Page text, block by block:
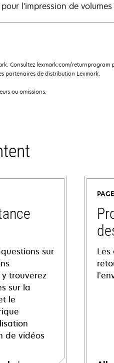
l'impression de volumes
Consultez lexmark.com/
partenaires de distribution Lexmark.
ou omissions.
sur
trouverez
sur la
le
de vidéos
Les